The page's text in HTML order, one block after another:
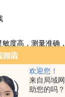
欢迎您！
来自局域
助您的吗？
高，测量准确，
障查找。便携式